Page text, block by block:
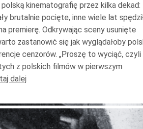
polską kinematografię przez kilka dekad:
brutalnie pocięte, inne wiele lat
premierę. Odkrywając sceny usunięte
zastanowić się jak wyglądałoby
cenzorów. „Proszę to wyciąć, czyli
z polskich filmów w pierwszym
dalej